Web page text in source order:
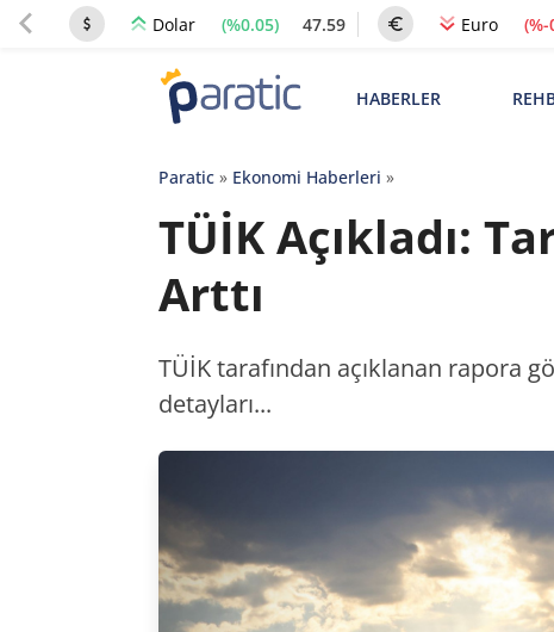
Dolar (%0.05) 47.59 Euro
HABERLER
Paratic» Ekonomi Haberleri »
TÜİK Açıkladı:
Arttı
TÜİK tarafından açıklanan rapora
detayları...